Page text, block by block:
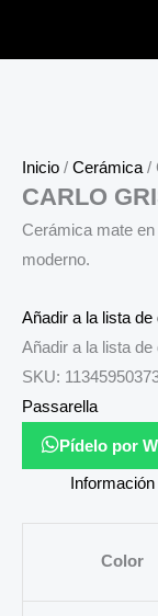
Inicio / Cerámica /
CARLO
Cerámica mate
moderno.
Añadir a la lista de
Añadir a la lista de
SKU:
Passarella
Pídelo por
Color